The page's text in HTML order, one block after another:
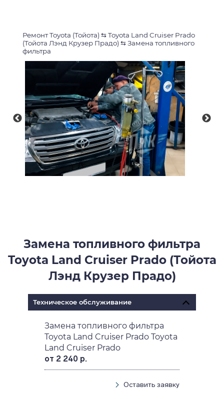
Ремонт Toyota (Тойота) ⇆Toyota Land Cruiser Prado
(Тойота Лэнд Крузер Прадо) ⇆Замена топливного
фильтра
Замена топливного фильтра
Toyota Land Cruiser Prado (Тойота
Лэнд Крузер Прадо)
Техническое обслуживание
Замена топливного фильтра
Toyota Land Cruiser Prado Toyota
Land Cruiser Prado
от 2 240 р.
Оставить заявку